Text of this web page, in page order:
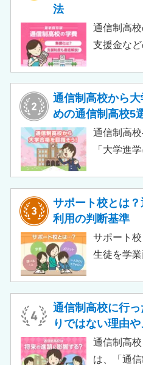
法
通信制高
支援金な
目安、申
やすく解
られるの
う。
通信制高校から
めの通信制高校5
通信制高
「大学進
のではな
て、通信
いって大
ありませ
格実績を
す。
サポート校とは
利用の判断基準
サポート
生徒を学
め、サポ
取得でき
習指導や
る生活面
通信制高校に行
りではない理由
通信制高
は、「通